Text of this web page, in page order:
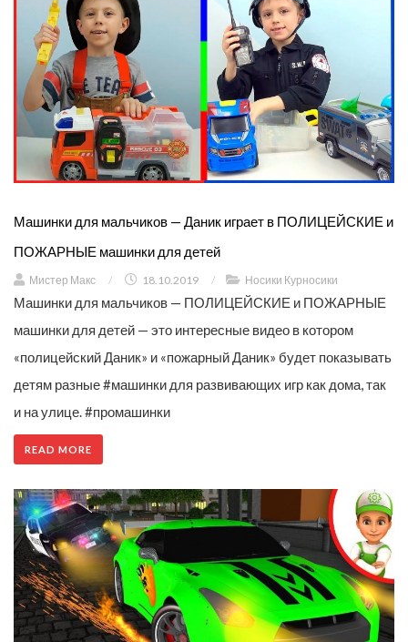
Машинки для мальчиков — Даник играет в ПОЛИЦЕЙСКИЕ и
ПОЖАРНЫЕ машинки для детей
Мистер Макс / 18.10.2019 / Носики Курносики
Машинки для мальчиков — ПОЛИЦЕЙСКИЕ и ПОЖАРНЫЕ
машинки для детей — это интересные видео в котором
«полицейский Даник» и «пожарный Даник» будет показывать
детям разные #машинки для развивающих игр как дома, так
и на улице. #промашинки
READ MORE